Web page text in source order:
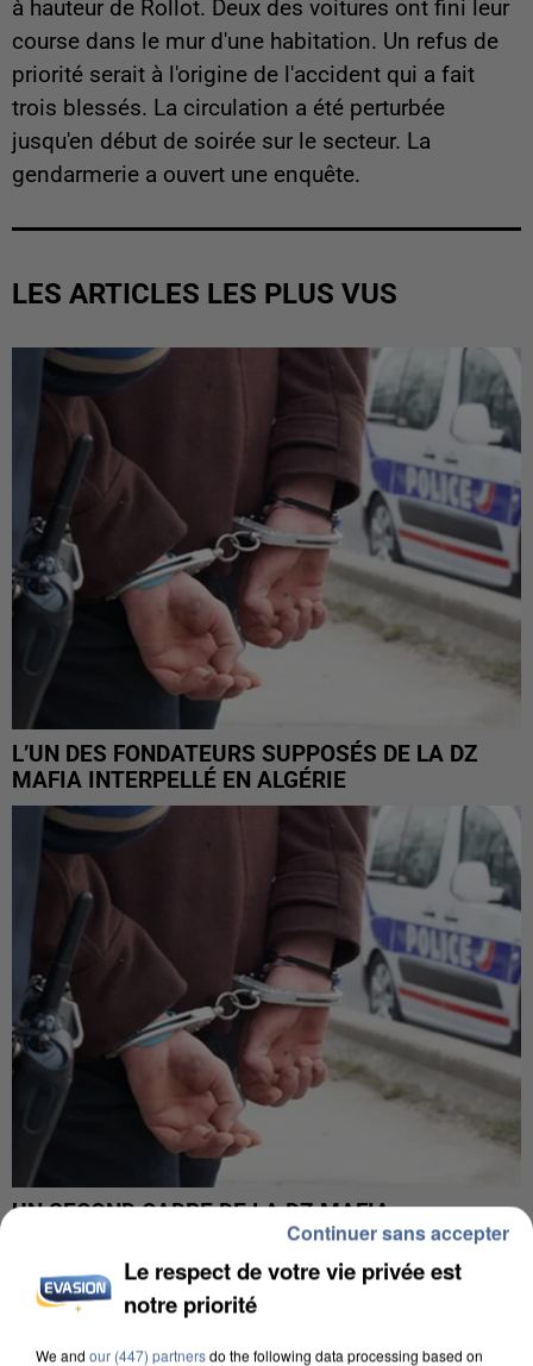
à hauteur de Rollot. Deux des voitures ont fini leur
course dans le mur d'une habitation. Un refus de
priorité serait à l'origine de l'accident qui a fait
trois blessés. La circulation a été perturbée
jusqu'en début de soirée sur le secteur. La
gendarmerie a ouvert une enquête.
LES ARTICLES LES PLUS VUS
L’UN DES FONDATEURS SUPPOSÉS DE LA DZ
MAFIA INTERPELLÉ EN ALGÉRIE
UN SECOND CADRE DE LA DZ MAFIA
Le respect de votre vie privée est
notre priorité
We and our (447) partnersdo the following data processing based on
Continuer sans accepter